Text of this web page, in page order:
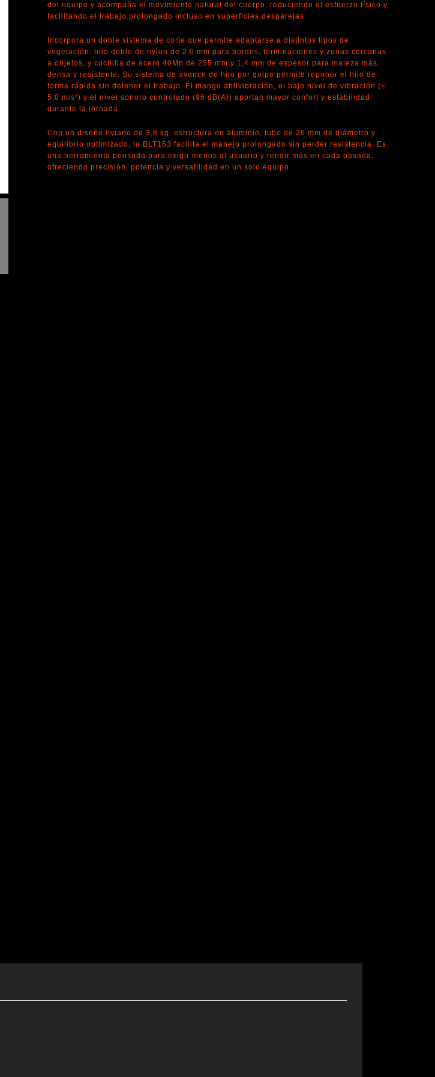
del equipo y acompaña el movimiento natural del cuerpo, reduciendo el esfuerzo físico y
facilitando el trabajo prolongado incluso en superficies desparejas.
Incorpora un doble sistema de corte que permite adaptarse a distintos tipos de
vegetación: hilo doble de nylon de 2,0 mm para bordes, terminaciones y zonas cercanas
a objetos, y cuchilla de acero 40Mn de 255 mm y 1,4 mm de espesor para maleza más
densa y resistente. Su sistema de avance de hilo por golpe permite reponer el hilo de
forma rápida sin detener el trabajo. El mango antivibración, el bajo nivel de vibración (≤
5,0 m/s²) y el nivel sonoro controlado (96 dB(A)) aportan mayor confort y estabilidad
durante la jornada.
Con un diseño liviano de 3,8 kg, estructura en aluminio, tubo de 26 mm de diámetro y
equilibrio optimizado, la BLT153 facilita el manejo prolongado sin perder resistencia. Es
una herramienta pensada para exigir menos al usuario y rendir más en cada pasada,
ofreciendo precisión, potencia y versatilidad en un solo equipo.